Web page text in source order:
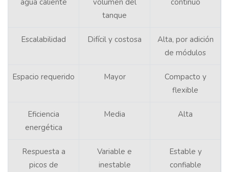
tanque
Escalabilidad Difícil y costosa
Alta, por adición
de módulos
Espacio requerido Mayor
Compacto y
flexible
Eficiencia
energética
Media Alta
Respuesta a
picos de
Variable e
inestable
Estable y
confiable